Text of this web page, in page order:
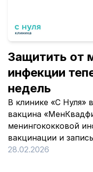
Защитить от
инфекции
недель
В клинике «С Нуля»
вакцина
менингококковой
вакцинации и
28.02.2026